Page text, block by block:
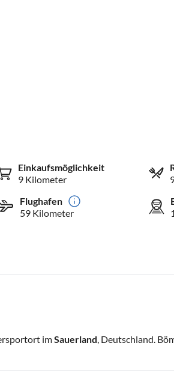
Einkaufsmöglichkeit
9 Kilometer
Flughafen
59 Kilometer
imSauerland, Deutschland.